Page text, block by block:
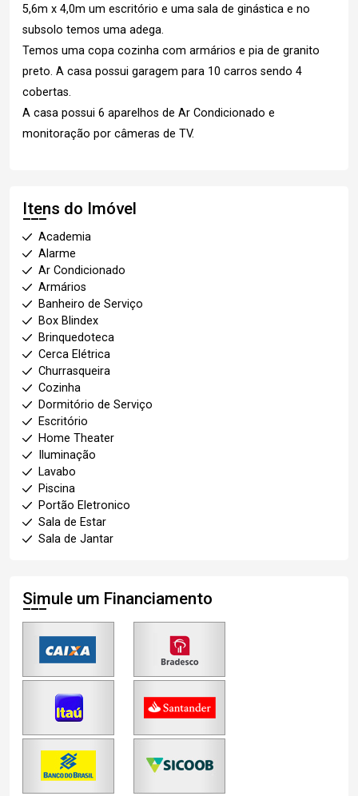
5,6m x 4,0m um escritório e uma sala de ginástica e no
subsolo temos uma adega.
Temos uma copa cozinha com armários e pia de granito
preto. A casa possui garagem para 10 carros sendo 4
cobertas.
A casa possui 6 aparelhos de Ar Condicionado e
monitoração por câmeras de TV.
Itens do Imóvel
Academia
Alarme
Ar Condicionado
Armários
Banheiro de Serviço
Box Blindex
Brinquedoteca
Cerca Elétrica
Churrasqueira
Cozinha
Dormitório de Serviço
Escritório
Home Theater
Iluminação
Lavabo
Piscina
Portão Eletronico
Sala de Estar
Sala de Jantar
Simule um Financiamento